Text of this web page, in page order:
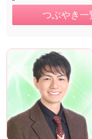
つぶやき一